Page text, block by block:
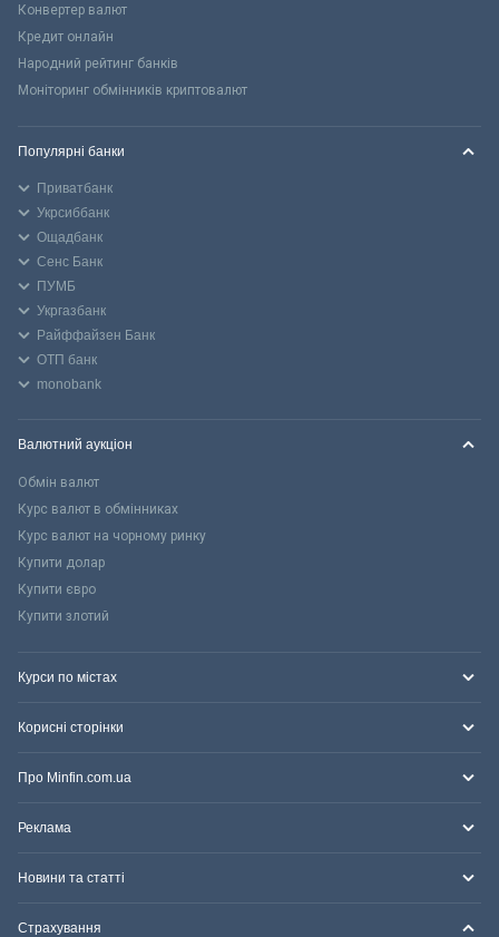
Конвертер валют
Кредит онлайн
Народний рейтинг банків
Моніторинг обмінників криптовалют
Популярні банки
Приватбанк
Укрсиббанк
Ощадбанк
Сенс Банк
ПУМБ
Укргазбанк
Райффайзен Банк
ОТП банк
monobank
Валютний аукціон
Обмін валют
Курс валют в обмінниках
Курс валют на чорному ринку
Купити долар
Купити євро
Купити злотий
Курси по містах
Корисні сторінки
Про Minfin.com.ua
Реклама
Новини та статті
Страхування